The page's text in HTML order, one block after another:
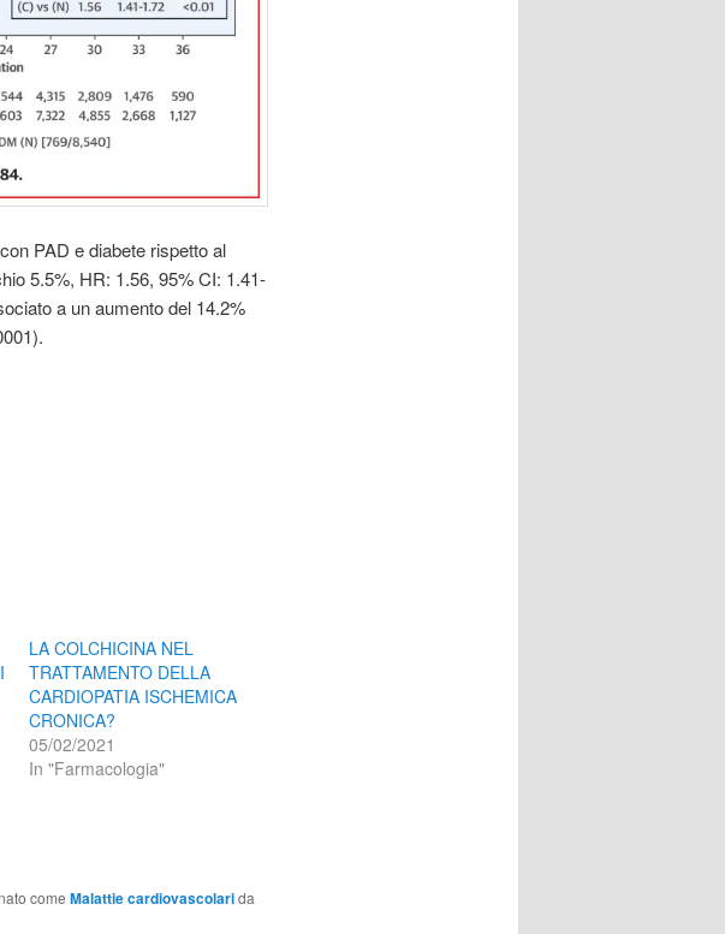
PAD e diabete rispetto al
5.5%, HR: 1.56, 95% CI: 1.41-
a un aumento del 14.2%
LA COLCHICINA NEL
TRATTAMENTO DELLA
CARDIOPATIA ISCHEMICA
CRONICA?
05/02/2021
In "Farmacologia"
come Malattie cardiovascolarida